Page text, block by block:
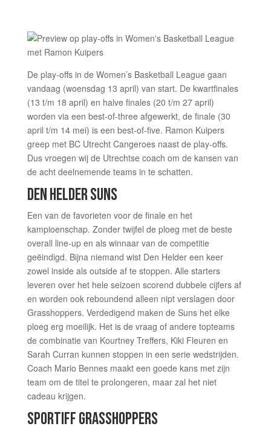
De play-offs in de Women’s Basketball League gaan
vandaag (woensdag 13 april) van start. De kwartfinales
(13 t/m 18 april) en halve finales (20 t/m 27 april)
worden via een best-of-three afgewerkt, de finale (30
april t/m 14 mei) is een best-of-five. Ramon Kuipers
greep met BC Utrecht Cangeroes naast de play-offs.
Dus vroegen wij de Utrechtse coach om de kansen van
de acht deelnemende teams in te schatten.
DEN HELDER SUNS
Een van de favorieten voor de finale en het
kampioenschap. Zonder twijfel de ploeg met de beste
overall line-up en als winnaar van de competitie
geëindigd. Bijna niemand wist Den Helder een keer
zowel inside als outside af te stoppen. Alle starters
leveren over het hele seizoen scorend dubbele cijfers af
en worden ook reboundend alleen nipt verslagen door
Grasshoppers. Verdedigend maken de Suns het elke
ploeg erg moeilijk. Het is de vraag of andere topteams
de combinatie van Kourtney Treffers, Kiki Fleuren en
Sarah Curran kunnen stoppen in een serie wedstrijden.
Coach Mario Bennes maakt een goede kans met zijn
team om de titel te prolongeren, maar zal het niet
cadeau krijgen.
SPORTIFF GRASSHOPPERS